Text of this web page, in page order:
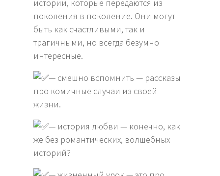
истории, которые передаются из
поколения в поколение. Они могут
быть как счастливыми, так и
трагичными, но всегда безумно
интересные.
— смешно вспомнить — рассказы
про комичные случаи из своей
жизни.
— история любви — конечно, как
же без романтических, волшебных
историй?